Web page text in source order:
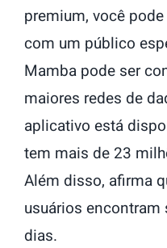
premium, você
com um público
Mamba pode ser
maiores redes de
aplicativo está
tem mais de 23
Além disso, afirma
usuários
dias.